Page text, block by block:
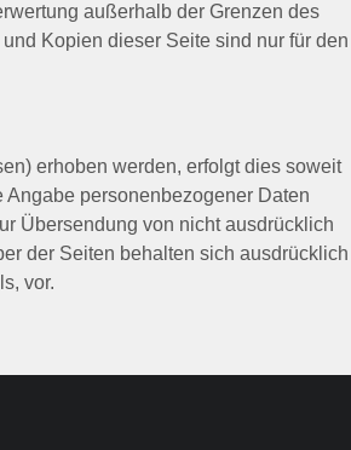
außerhalb der Grenzen des
Kopien dieser Seite sind nur für den
erhoben werden, erfolgt dies soweit
personenbezogener Daten
Übersendung von nicht ausdrücklich
der Seiten behalten sich ausdrücklich
vor.